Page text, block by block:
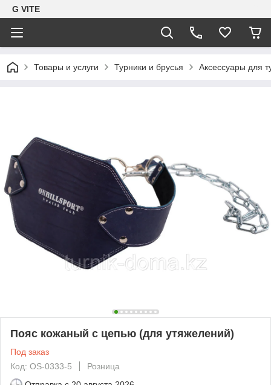
G VITE
Товары и услуги Турники и брусья Аксессуары для
Пояс кожаный с цепью (для утяжелений)
Под заказ
Код: OS-0333-5
Розница